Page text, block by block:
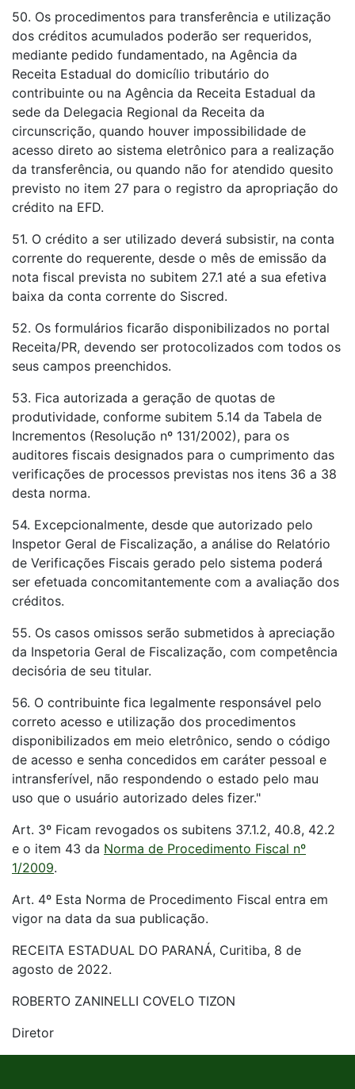
50. Os procedimentos para transferência e utilização
dos créditos acumulados poderão ser requeridos,
mediante pedido fundamentado, na Agência da
Receita Estadual do domicílio tributário do
contribuinte ou na Agência da Receita Estadual da
sede da Delegacia Regional da Receita da
circunscrição, quando houver impossibilidade de
acesso direto ao sistema eletrônico para a realização
da transferência, ou quando não for atendido quesito
previsto no item 27 para o registro da apropriação do
crédito na EFD.
51. O crédito a ser utilizado deverá subsistir, na conta
corrente do requerente, desde o mês de emissão da
nota fiscal prevista no subitem 27.1 até a sua efetiva
baixa da conta corrente do Siscred.
52. Os formulários ficarão disponibilizados no portal
Receita/PR, devendo ser protocolizados com todos os
seus campos preenchidos.
53. Fica autorizada a geração de quotas de
produtividade, conforme subitem 5.14 da Tabela de
Incrementos (Resolução nº 131/2002), para os
auditores fiscais designados para o cumprimento das
verificações de processos previstas nos itens 36 a 38
desta norma.
54. Excepcionalmente, desde que autorizado pelo
Inspetor Geral de Fiscalização, a análise do Relatório
de Verificações Fiscais gerado pelo sistema poderá
ser efetuada concomitantemente com a avaliação dos
créditos.
55. Os casos omissos serão submetidos à apreciação
da Inspetoria Geral de Fiscalização, com competência
decisória de seu titular.
56. O contribuinte fica legalmente responsável pelo
correto acesso e utilização dos procedimentos
disponibilizados em meio eletrônico, sendo o código
de acesso e senha concedidos em caráter pessoal e
intransferível, não respondendo o estado pelo mau
uso que o usuário autorizado deles fizer."
Art. 3º Ficam revogados os subitens 37.1.2, 40.8, 42.2
e o item 43 da Norma de Procedimento Fiscal nº
1/2009.
Art. 4º Esta Norma de Procedimento Fiscal entra em
vigor na data da sua publicação.
RECEITA ESTADUAL DO PARANÁ, Curitiba, 8 de
agosto de 2022.
ROBERTO ZANINELLI COVELO TIZON
Diretor